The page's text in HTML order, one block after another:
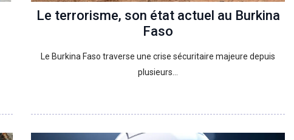
Le terrorisme, son état actuel au Burkina
Faso
Le Burkina Faso traverse une crise sécuritaire majeure depuis
plusieurs…